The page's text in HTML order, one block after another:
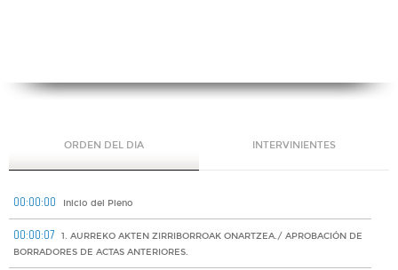
ORDEN DEL DIA INTERVINIENTES
00:00:00 Inicio del Pleno
00:00:07
1. AURREKO AKTEN ZIRRIBORROAK ONARTZEA./ APROBACIÓN DE
BORRADORES DE ACTAS ANTERIORES.